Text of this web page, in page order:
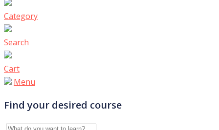
Category
Search
Cart
Menu
Find your desired course